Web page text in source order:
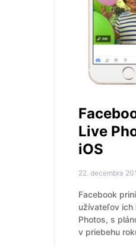
Live
iOS
22. decembra
Facebook
užívateľov ich
Photos, s
v priebehu